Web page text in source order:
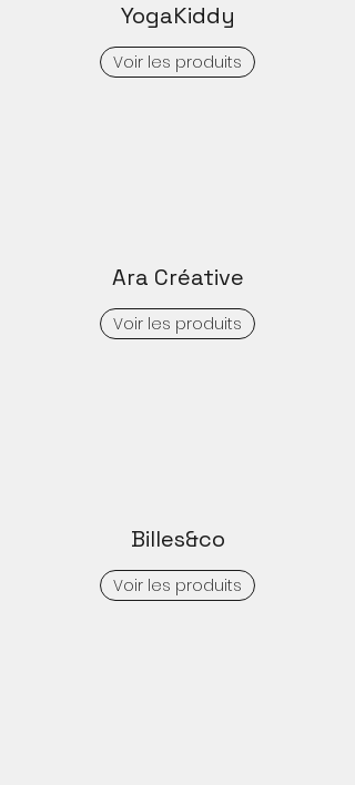
YogaKiddy
Voir les produits
Ara Créative
Voir les produits
Billes&co
Voir les produits